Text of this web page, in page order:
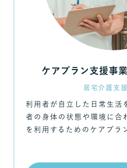
ケアプラン支援事
居宅介護支
利用者が自立した日常生活
者の身体の状態や環境に合
を利用するためのケアプラ